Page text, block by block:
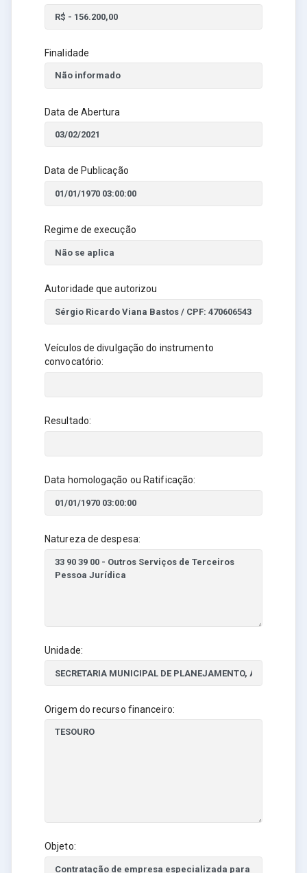
Finalidade
Data de Abertura
Data de Publicação
Regime de execução
Autoridade que autorizou
Veículos de divulgação do instrumento
convocatório:
Resultado:
Data homologação ou Ratificação:
Natureza de despesa:
Unidade:
Origem do recurso financeiro:
Objeto: